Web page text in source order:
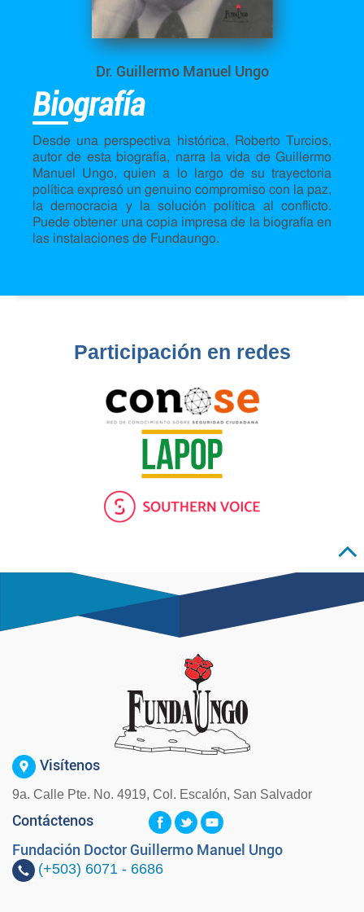
Dr. Guillermo Manuel Ungo
Biografía
Desde una perspectiva histórica, Roberto Turcios,
autor de esta biografía, narra la vida de Guillermo
Manuel Ungo, quien a lo largo de su trayectoria
política expresó un genuino compromiso con la paz,
la democracia y la solución política al conflicto.
Puede obtener una copia impresa de la biografía en
las instalaciones de Fundaungo.
Participación en redes
Visítenos
9a. Calle Pte. No. 4919, Col. Escalón, San Salvador
Contáctenos
Fundación Doctor Guillermo Manuel Ungo
(+503) 6071 - 6686